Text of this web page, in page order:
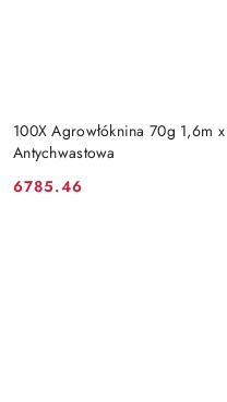
100X Agrowłóknina 70g 1,6m
Antychwastowa
Cena:
6785.46